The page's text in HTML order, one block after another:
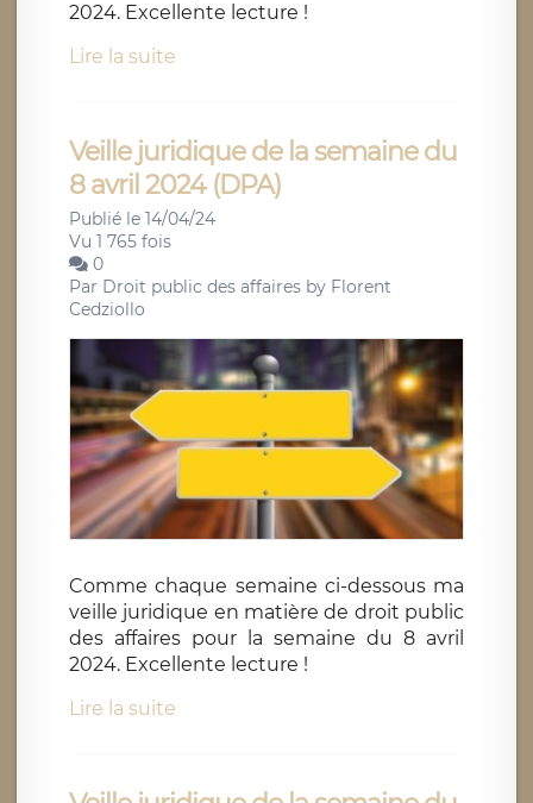
2024. Excellente lecture !
Lire la suite
Veille juridique de la semaine du
8 avril 2024 (DPA)
Publié le 14/04/24
Vu 1 765 fois
0
Par Droit public des affaires by Florent
Cedziollo
Comme chaque semaine ci-dessous ma
veille juridique en matière de droit public
des affaires pour la semaine du 8 avril
2024. Excellente lecture !
Lire la suite